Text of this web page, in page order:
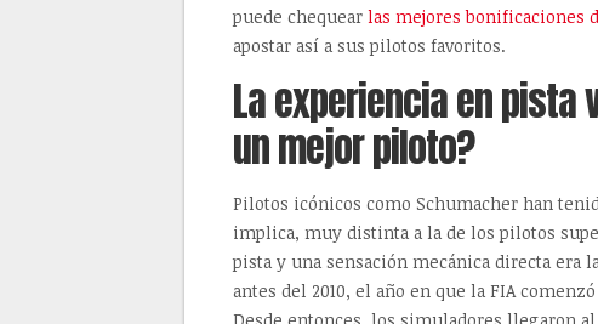
puede chequear las mejores bonificaciones
apostar así a sus pilotos favoritos.
La experiencia en pista
un mejor piloto?
Pilotos icónicos como Schumacher han
implica, muy distinta a la de los pilotos
pista y una sensación mecánica directa era
antes del 2010, el año en que la FIA